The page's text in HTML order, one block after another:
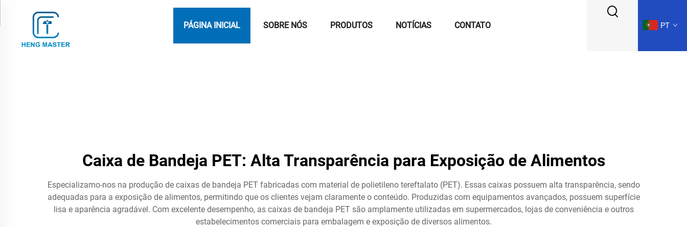
PÁGINA INICIAL SOBRE NÓS PRODUTOS NOTÍCIAS CONTATO PT
Caixa de Bandeja PET: Alta Transparência para Exposição de Alimentos
Especializamo-nos na produção de caixas de bandeja PET fabricadas com material de polietileno tereftalato (PET). Essas caixas possuem alta transparência, sendo
adequadas para a exposição de alimentos, permitindo que os clientes vejam claramente o conteúdo. Produzidas com equipamentos avançados, possuem superfície
lisa e aparência agradável. Com excelente desempenho, as caixas de bandeja PET são amplamente utilizadas em supermercados, lojas de conveniência e outros
estabelecimentos comerciais para embalagem e exposição de diversos alimentos.